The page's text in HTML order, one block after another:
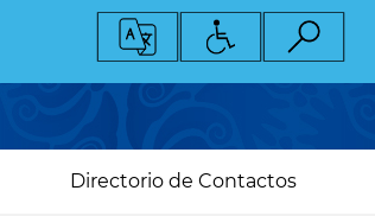
Directorio de Contactos